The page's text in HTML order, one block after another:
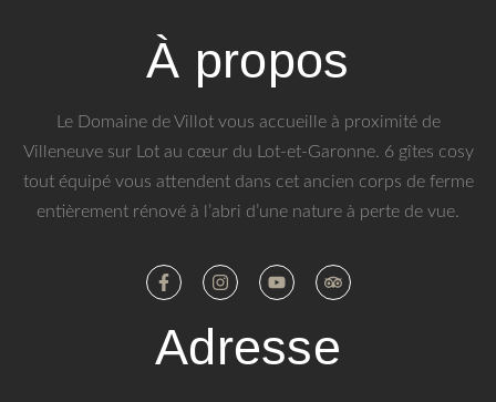
À propos
Le Domaine de Villot vous accueille à proximité de
Villeneuve sur Lot au cœur du Lot-et-Garonne. 6 gîtes cosy
tout équipé vous attendent dans cet ancien corps de ferme
entièrement rénové à l’abri d’une nature à perte de vue.
Adresse